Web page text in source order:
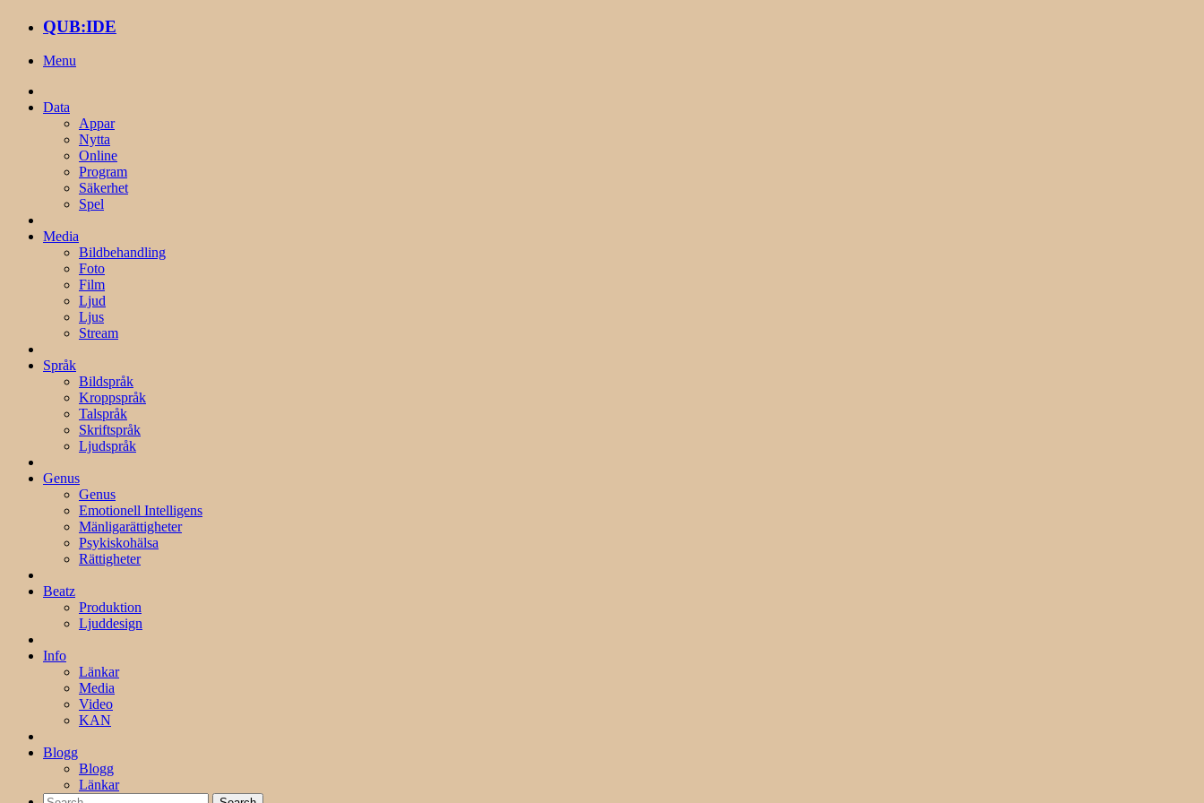
QUB:IDE
Menu
Data
Appar
Nytta
Online
Program
Säkerhet
Spel
Media
Bildbehandling
Foto
Film
Ljud
Ljus
Stream
Språk
Bildspråk
Kroppspråk
Talspråk
Skriftspråk
Ljudspråk
Genus
Genus
Emotionell Intelligens
Mänligarättigheter
Psykiskohälsa
Rättigheter
Beatz
Produktion
Ljuddesign
Info
Länkar
Media
Video
KAN
Blogg
Blogg
Länkar